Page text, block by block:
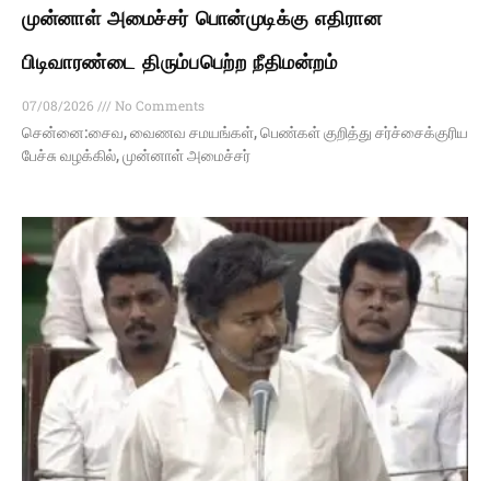
முன்னாள் அமைச்சர் பொன்முடிக்கு எதிரான
பிடிவாரண்டை திரும்பபெற்ற நீதிமன்றம்
07/08/2026
No Comments
சென்னை:சைவ, வைணவ சமயங்கள், பெண்கள் குறித்து சர்ச்சைக்குரிய
பேச்சு வழக்கில், முன்னாள் அமைச்சர்